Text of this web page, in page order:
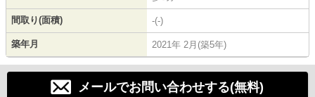
間取り(面積) -(-)
築年月 2021年 2月(築5年)
メールでお問い合わせする(無料)